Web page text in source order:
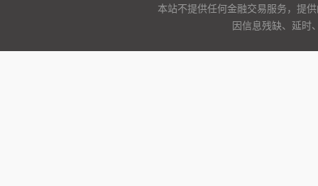
本站不提供任何金融交易服务，提
因信息残缺、延时